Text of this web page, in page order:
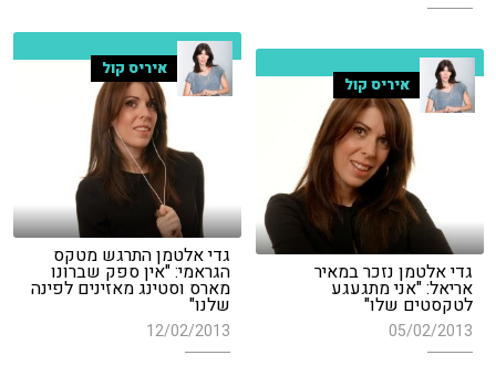
איריס קול
גדי אלטמן התרגש מטקס
הגראמי: "אין ספק שברונו
מארס וסטינג מאזינים לפינה
שלנו"
12/02/2013
איריס קול
גדי אלטמן נזכר במאיר
אריאל: "אני מתגעגע
לטקסטים שלו"
05/02/2013